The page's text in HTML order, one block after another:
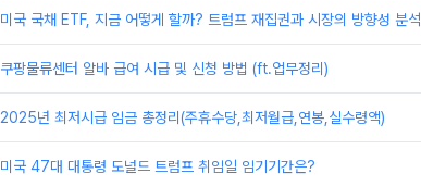
미국 국채 ETF, 지금 어떻게 할까? 트럼프 재집권과 시장의 방향성 분석
쿠팡물류센터 알바 급여 시급 및 신청 방법 (ft.업무정리)
2025년 최저시급 임금 총정리(주휴수당,최저월급,연봉,실수령액)
미국 47대 대통령 도널드 트럼프 취임일 임기기간은?